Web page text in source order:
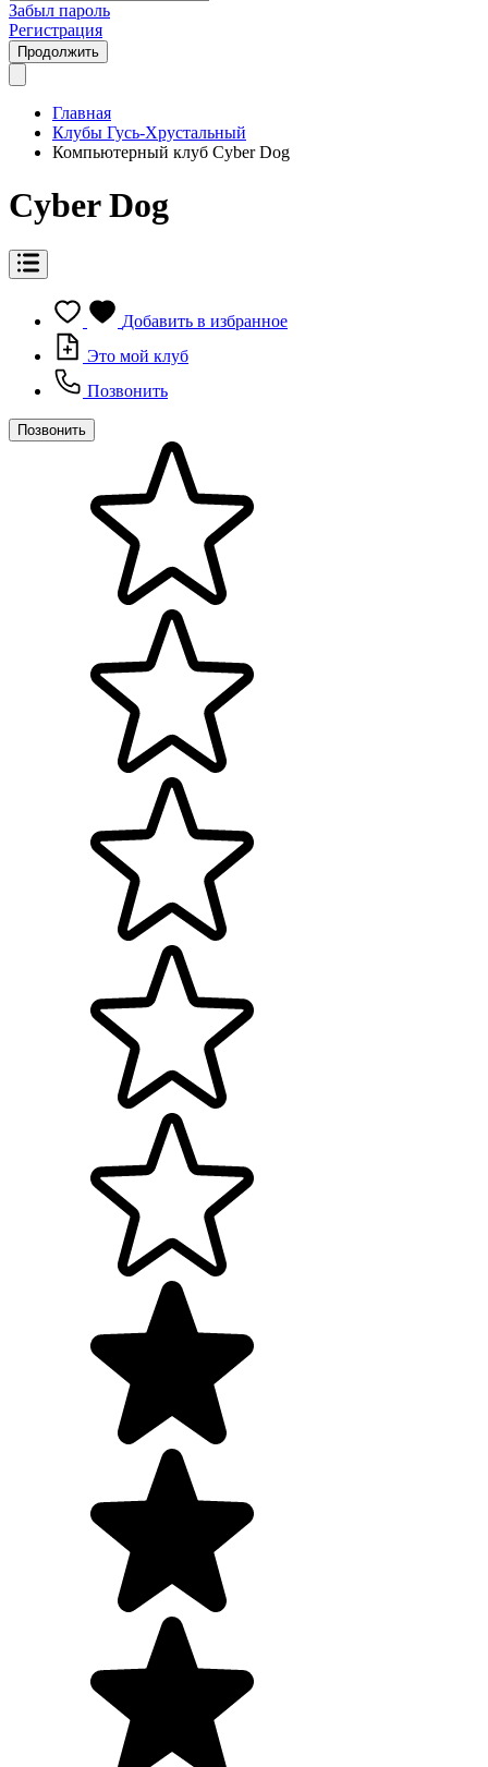
Забыл пароль
Регистрация
Продолжить
Главная
Клубы Гусь-Хрустальный
Компьютерный клуб Cyber Dog
Cyber Dog
Добавить в избранное
Это мой клуб
Позвонить
Позвонить